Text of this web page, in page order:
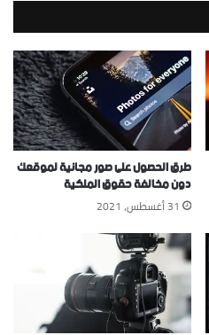
طرق الحصول على صور مجانية لموقعك
دون مخالفة حقوق الملكية
31 أغسطس، 2021